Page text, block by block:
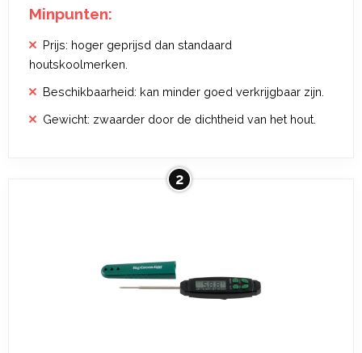
Minpunten:
Prijs: hoger geprijsd dan standaard
houtskoolmerken.
Beschikbaarheid: kan minder goed verkrijgbaar zijn.
Gewicht: zwaarder door de dichtheid van het hout.
2